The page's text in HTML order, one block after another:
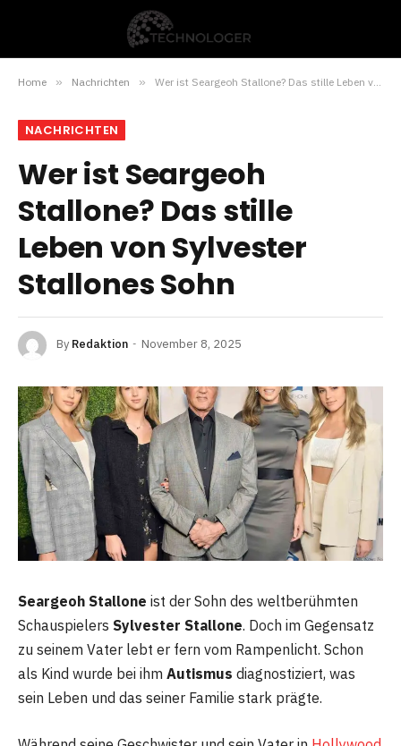
Home » Nachrichten » Wer ist Seargeoh Stallone? Das stille Leben von Sylvester Stallones Sohn
NACHRICHTEN
Wer ist Seargeoh
Stallone? Das stille
Leben von Sylvester
Stallones Sohn
By Redaktion November 8, 2025
Seargeoh Stallone ist der Sohn des weltberühmten
Schauspielers Sylvester Stallone. Doch im Gegensatz
zu seinem Vater lebt er fern vom Rampenlicht. Schon
als Kind wurde bei ihm Autismus diagnostiziert, was
sein Leben und das seiner Familie stark prägte.